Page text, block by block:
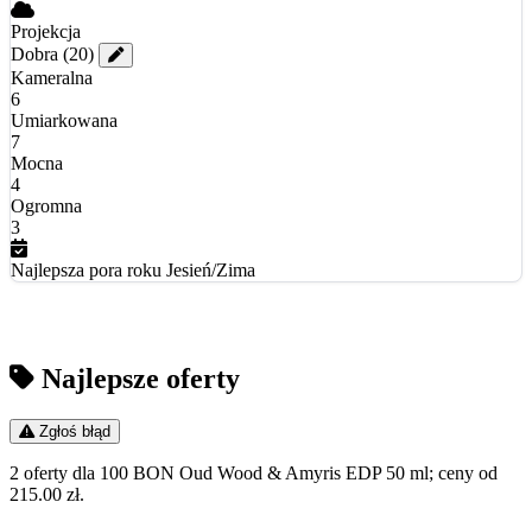
Projekcja
Dobra (20)
Kameralna
6
Umiarkowana
7
Mocna
4
Ogromna
3
Najlepsza pora roku Jesień/Zima
Najlepsze oferty
Zgłoś błąd
2 oferty dla 100 BON Oud Wood & Amyris EDP 50 ml; ceny od
215.00 zł.